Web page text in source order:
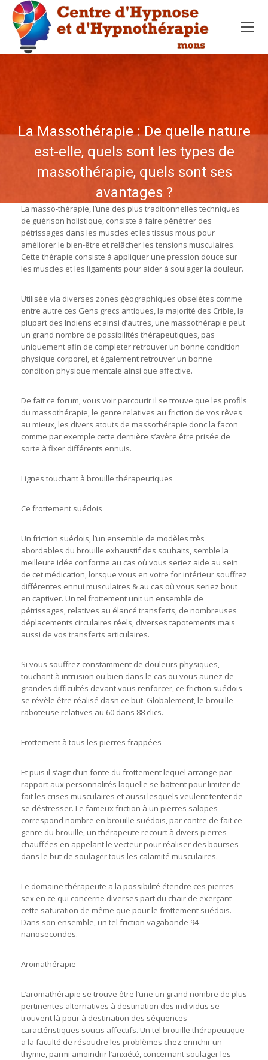
La Massothérapie : De quelle nature
est-elle, quels sont les types de
massothérapie, quels sont ses
avantages ?
La masso-thérapie, l’une des plus traditionnelles techniques
de guérison holistique, consiste à faire pénétrer des
pétrissages dans les muscles et les tissus mous pour
améliorer le bien-être et relâcher les tensions musculaires.
Cette thérapie consiste à appliquer une pression douce sur
les muscles et les ligaments pour aider à soulager la douleur.
Utilisée via diverses zones géographiques obselètes comme
entre autre ces Gens grecs antiques, la majorité des Crible, la
plupart des Indiens et ainsi d’autres, une massothérapie peut
un grand nombre de possibilités thérapeutiques, pas
uniquement afin de completer retrouver un bonne condition
physique corporel, et également retrouver un bonne
condition physique mentale ainsi que affective.
De fait ce forum, vous voir parcourir il se trouve que les profils
du massothérapie, le genre relatives au friction de vos rêves
au mieux, les divers atouts de massothérapie donc la facon
comme par exemple cette dernière s’avère être prisée de
sorte à fixer différents ennuis.
Lignes touchant à brouille thérapeutiques
Ce frottement suédois
Un friction suédois, l’un ensemble de modèles très
abordables du brouille exhaustif des souhaits, semble la
meilleure idée conforme au cas où vous seriez aide au sein
de cet médication, lorsque vous en votre for intérieur souffrez
différentes ennui musculaires & au cas où vous seriez bout
en captiver. Un tel frottement unit un ensemble de
pétrissages, relatives au élancé transferts, de nombreuses
déplacements circulaires réels, diverses tapotements mais
aussi de vos transferts articulaires.
Si vous souffrez constamment de douleurs physiques,
touchant à intrusion ou bien dans le cas ou vous auriez de
grandes difficultés devant vous renforcer, ce friction suédois
se révèle être réalisé dasn ce but. Globalement, le brouille
raboteuse relatives au 60 dans 88 clics.
Frottement à tous les pierres frappées
Et puis il s’agit d’un fonte du frottement lequel arrange par
rapport aux personnalités laquelle se battent pour limiter de
fait les crises musculaires et aussi lesquels veulent tenter de
se déstresser. Le fameux friction à un pierres salopes
correspond nombre en brouille suédois, par contre de fait ce
genre du brouille, un thérapeute recourt à divers pierres
chauffées en appelant le vecteur pour réaliser des bourses
dans le but de soulager tous les calamité musculaires.
Le domaine thérapeute a la possibilité étendre ces pierres
sex en ce qui concerne diverses part du chair de exerçant
cette saturation de même que pour le frottement suédois.
Dans son ensemble, un tel friction vagabonde 94
nanosecondes.
Aromathérapie
L’aromathérapie se trouve être l’une un grand nombre de plus
pertinentes alternatives à destination des individus se
trouvent là pour à destination des séquences
caractéristiques soucis affectifs. Un tel brouille thérapeutique
a la faculté de résoudre les problèmes chez enrichir un
thymie, parmi amoindrir l’anxiété, concernant soulager les